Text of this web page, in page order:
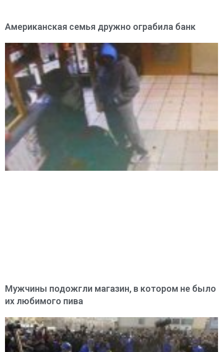
Американская семья дружно ограбила банк
Мужчины подожгли магазин, в котором не было
их любимого пива